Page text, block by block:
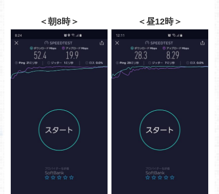
＜朝8時＞ ＜昼12時＞